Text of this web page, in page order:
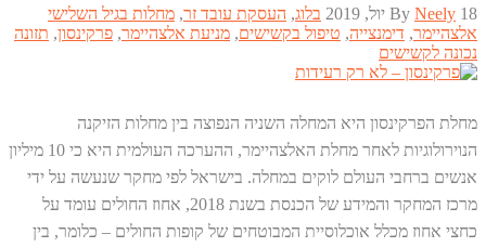
By Neely 18 יול, 2019 בלוג, העסקת עובד זר, מחלות בגיל השלישי
אלצהיימר, דימנצייה, טיפול בקשישים, מניעת אלצהיימר, פרקינסון, תזונה
נכונה לקשישים
מחלת הפרקינסון היא המחלה השניה הנפוצה בין מחלות הזיקנה
הנוירולוגיות לאחר מחלת האלצהיימר, ההערכה העולמית היא כי 10 מיליון
אנשים ברחבי העולם לוקים במחלה. בישראל לפי מחקר שנעשה על ידי
מרכז המחקר והמידע של הכנסת בשנת 2018, אחוז החולים עומד על
כחצי אחוז מכלל אוכלוסיית המבוטחים של קופות החולים – כלומר, בין